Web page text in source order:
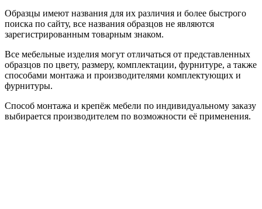
Образцы имеют названия для их различия и более быстрого
поиска по сайту, все названия образцов не являются
зарегистрированным товарным знаком.
Все мебельные изделия могут отличаться от представленных
образцов по цвету, размеру, комплектации, фурнитуре, а также
способами монтажа и производителями комплектующих и
фурнитуры.
Способ монтажа и крепёж мебели по индивидуальному заказу
выбирается производителем по возможности её применения.